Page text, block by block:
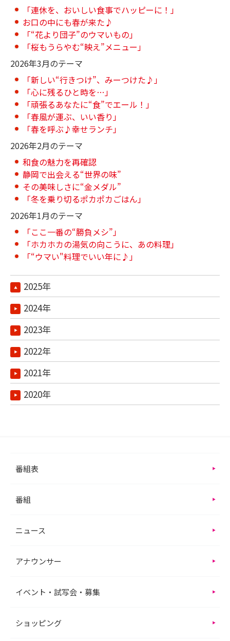
「連休を、おいしい食事でハッピーに！」
お口の中にも春が来た♪
「“花より団子”のウマいもの」
「桜もうらやむ“映え”メニュー」
2026年3月のテーマ
「新しい“行きつけ”、みーつけた♪」
「心に残るひと時を…」
「頑張るあなたに“食”でエール！」
「春風が運ぶ、いい香り」
「春を呼ぶ♪幸せランチ」
2026年2月のテーマ
和食の魅力を再確認
静岡で出会える“世界の味”
その美味しさに“金メダル”
「冬を乗り切るポカポカごはん」
2026年1月のテーマ
「ここ一番の“勝負メシ”」
「ホカホカの湯気の向こうに、あの料理」
「“ウマい"料理でいい年に♪」
2025年
2024年
2023年
2022年
2021年
2020年
番組表
番組
ニュース
アナウンサー
イベント・試写会・募集
ショッピング